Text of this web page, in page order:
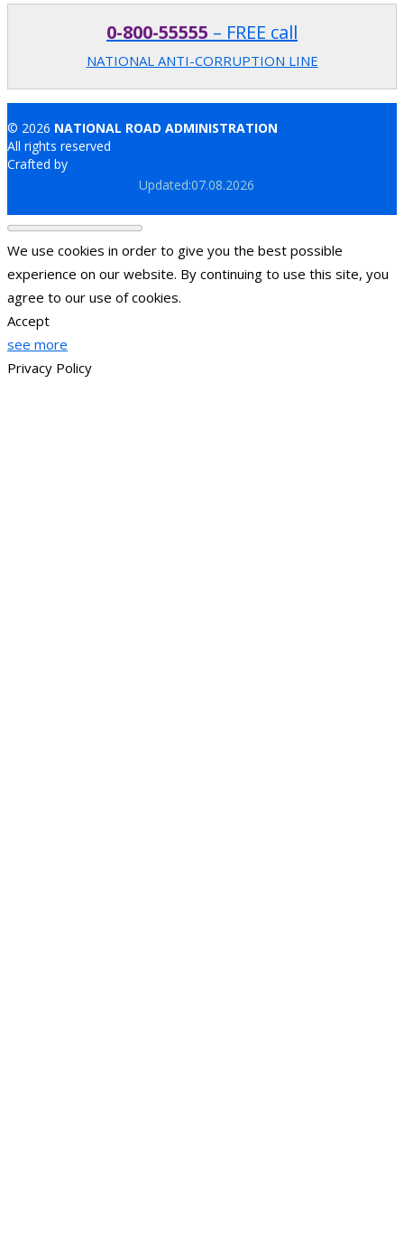
0-800-55555 – FREE call
NATIONAL ANTI-CORRUPTION LINE
© 2026 NATIONAL ROAD ADMINISTRATION
All rights reserved
Crafted by
Updated:07.08.2026
We use cookies in order to give you the best possible
experience on our website. By continuing to use this site, you
agree to our use of cookies.
Accept
see more
Privacy Policy